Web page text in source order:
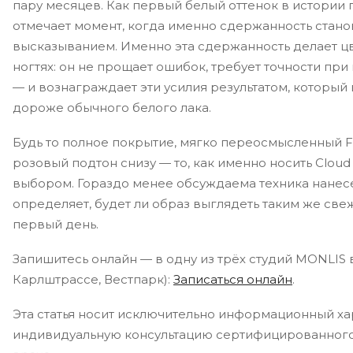
пару месяцев. Как первый белый оттенок в
отмечает момент, когда именно сдержанность
высказыванием. Именно эта сдержанность делает
ногтях: он не прощает ошибок, требует точности
— и вознаграждает эти усилия результатом, который
дороже обычного белого лака.
Будь то полное покрытие, мягко переосмысленный
розовый подтон снизу — то, как именно носить
выбором. Гораздо менее обсуждаема техника
определяет, будет ли образ выглядеть таким же
первый день.
Запишитесь онлайн — в одну из трёх студий
Карлштрассе, Вестпарк): Записаться онлайн.
Эта статья носит исключительно информационный
индивидуальную консультацию